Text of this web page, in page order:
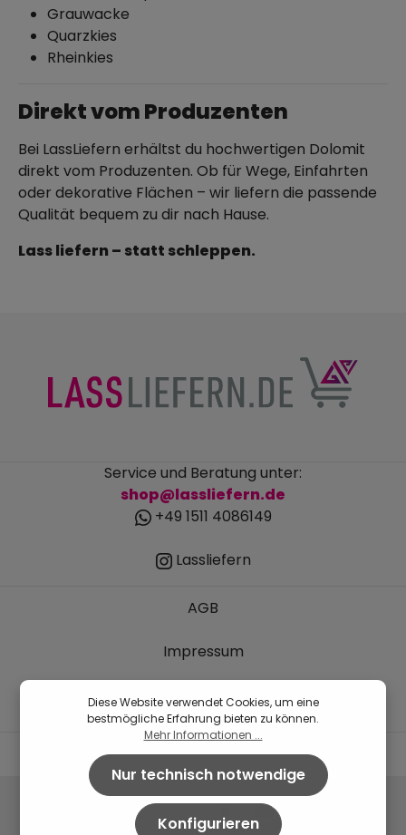
Grauwacke
Quarzkies
Rheinkies
Direkt vom Produzenten
Bei LassLiefern erhältst du hochwertigen Dolomit
direkt vom Produzenten. Ob für Wege, Einfahrten
oder dekorative Flächen – wir liefern die passende
Qualität bequem zu dir nach Hause.
Lass liefern – statt schleppen.
Service und Beratung unter:
shop@lassliefern.de
+49 1511 4086149
Lassliefern
AGB
Impressum
Datenschutz
Diese Website verwendet Cookies, um eine
bestmögliche Erfahrung bieten zu können.
Mehr Informationen ...
Nur technisch notwendige
Konfigurieren